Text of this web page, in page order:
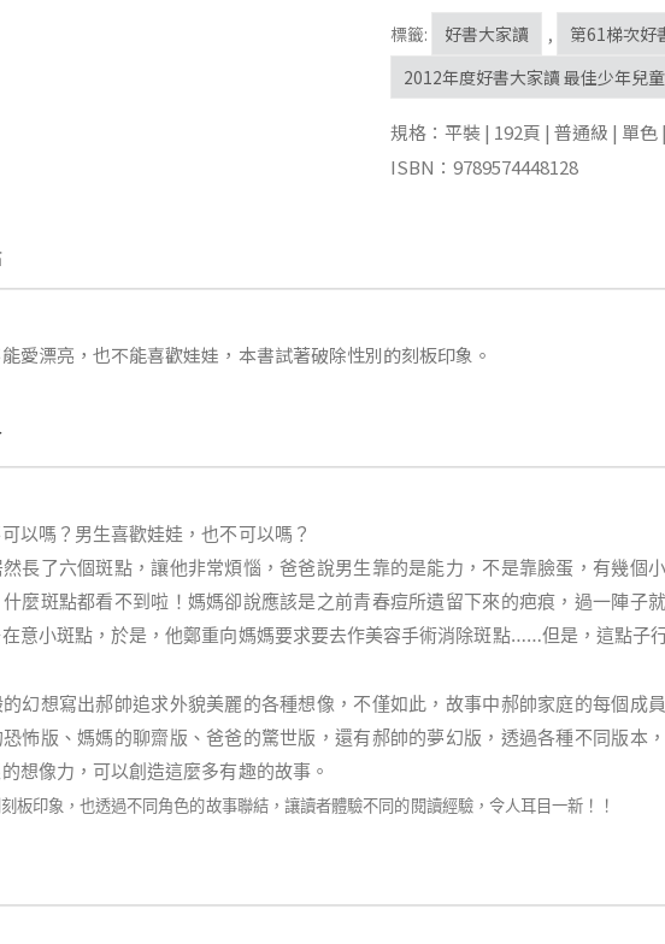
標籤:
好書大家讀 , 第61梯次好
2012年度好書大家讀 最佳少年兒
規格：平裝 | 192頁 | 普通級 | 單色
ISBN：9789574448128
愛漂亮，也不能喜歡娃娃，本書試著破除性別的刻板印象。
以嗎？男生喜歡娃娃，也不可以嗎？
長了六個斑點，讓他非常煩惱，爸爸說男生靠的是能力，不是靠臉蛋，有幾個
麼斑點都看不到啦！媽媽卻說應該是之前青春痘所遺留下來的疤痕，過一陣子
意小斑點，於是，他鄭重向媽媽要求要去作美容手術消除斑點……但是，這點子
幻想寫出郝帥追求外貌美麗的各種想像，不僅如此，故事中郝帥家庭的每個成
怖版、媽媽的聊齋版、爸爸的驚世版，還有郝帥的夢幻版，透過各種不同版本
想像力，可以創造這麼多有趣的故事。
板印象，也透過不同角色的故事聯結，讓讀者體驗不同的閱讀經驗，令人耳目一新！！